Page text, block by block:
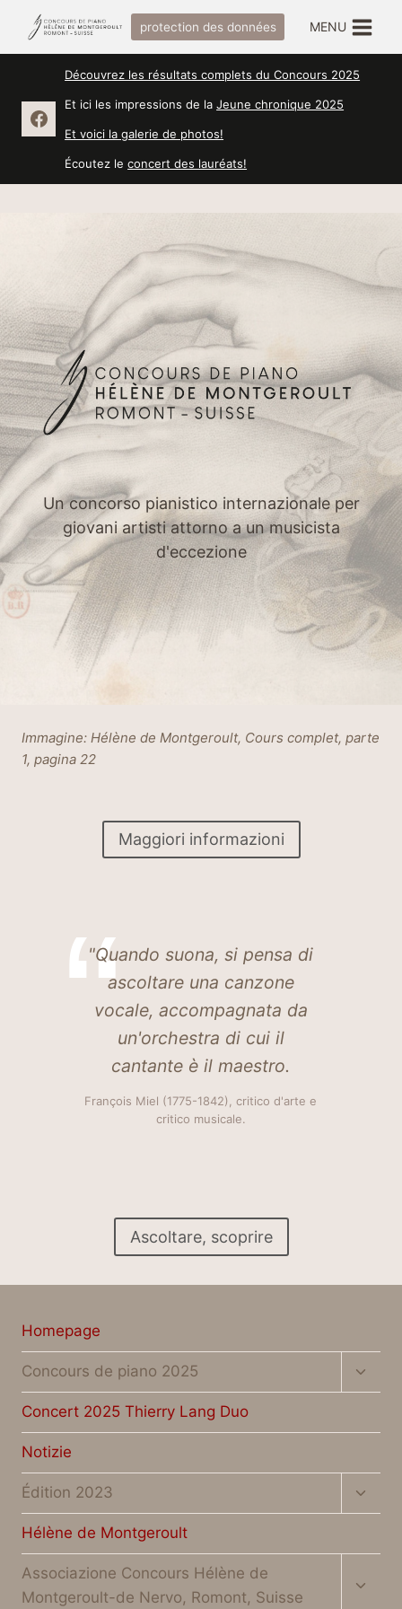
contenuto
protection des données MENU
Découvrez les résultats complets du Concours 2025
Et ici les impressions de laJeune chronique 2025
Et voici la galerie de photos!
Écoutez leconcert des lauréats!
Un concorso pianistico internazionale per
giovani artisti attorno a un musicista
d'eccezione
Immagine: Hélène de Montgeroult, Cours complet, parte
1, pagina 22
Maggiori informazioni
"Quando suona, si pensa di
ascoltare una canzone
vocale, accompagnata da
un'orchestra di cui il
cantante è il maestro.
François Miel (1775-1842), critico d'arte e
critico musicale.
Ascoltare, scoprire
Homepage
Concours de piano 2025
menu
Concert 2025 Thierry Lang Duo
Notizie
Édition 2023
menu
Hélène de Montgeroult
Associazione Concours Hélène de
Montgeroult-de Nervo, Romont, Suisse
menu